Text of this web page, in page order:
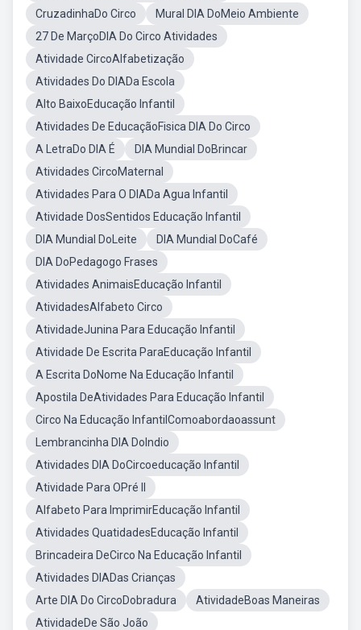
CruzadinhaDo Circo
Mural DIA DoMeio Ambiente
27 De MarçoDIA Do Circo Atividades
Atividade CircoAlfabetização
Atividades Do DIADa Escola
Alto BaixoEducação Infantil
Atividades De EducaçãoFisica DIA Do Circo
A LetraDo DIA É
DIA Mundial DoBrincar
Atividades CircoMaternal
Atividades Para O DIADa Agua Infantil
Atividade DosSentidos Educação Infantil
DIA Mundial DoLeite
DIA Mundial DoCafé
DIA DoPedagogo Frases
Atividades AnimaisEducação Infantil
AtividadesAlfabeto Circo
AtividadeJunina Para Educação Infantil
Atividade De Escrita ParaEducação Infantil
A Escrita DoNome Na Educação Infantil
Apostila DeAtividades Para Educação Infantil
Circo Na Educação InfantilComoabordaoassunt
Lembrancinha DIA DoIndio
Atividades DIA DoCircoeducação Infantil
Atividade Para OPré II
Alfabeto Para ImprimirEducação Infantil
Atividades QuatidadesEducação Infantil
Brincadeira DeCirco Na Educação Infantil
Atividades DIADas Crianças
Arte DIA Do CircoDobradura
AtividadeBoas Maneiras
AtividadeDe São João